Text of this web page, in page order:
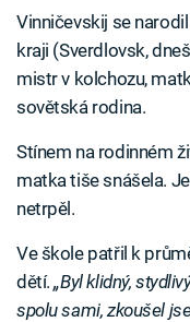
Vinničevskij se
kraji (Sverdlovsk,
mistr v kolchozu,
sovětská rodina.
Stínem na rodinném
matka tiše snášela.
netrpěl.
Ve škole patřil k
dětí.„Byl klidný,
spolu sami, zkoušel